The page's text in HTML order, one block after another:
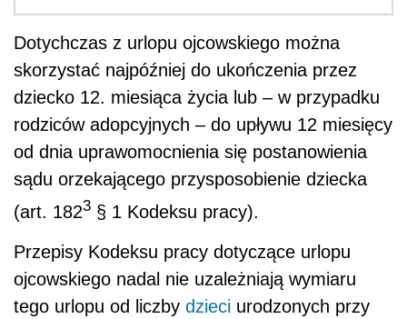
Dotychczas z urlopu ojcowskiego można
skorzystać najpóźniej do ukończenia przez
dziecko 12. miesiąca życia lub – w przypadku
rodziców adopcyjnych – do upływu 12 miesięcy
od dnia uprawomocnienia się postanowienia
sądu orzekającego przysposobienie dziecka
(art. 1823 § 1 Kodeksu pracy).
Przepisy Kodeksu pracy dotyczące urlopu
ojcowskiego nadal nie uzależniają wymiaru
tego urlopu od liczby dzieci urodzonych przy